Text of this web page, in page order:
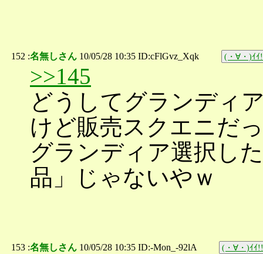
152 :名無しさん 10/05/28 10:35 ID:cFlGvz_Xqk (・∀・)ｲｲ
>>145
どうしてグランディ
けど販売スクエニだ
グランディア選択し
品」じゃないやｗ
153 :名無しさん 10/05/28 10:35 ID:-Mon_-92lA (・∀・)ｲｲ!!